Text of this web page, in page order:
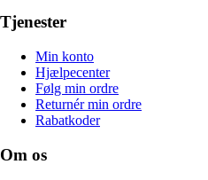
Tjenester
Min konto
Hjælpecenter
Følg min ordre
Returnér min ordre
Rabatkoder
Om os